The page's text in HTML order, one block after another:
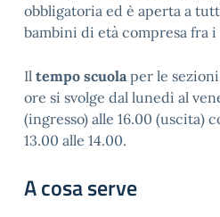
obbligatoria ed è aperta a
bambini di età compresa fra
Il tempo scuola per le
ore si svolge dal lunedì al
(ingresso) alle 16.00 (uscita)
13.00 alle 14.00.
A cosa serve